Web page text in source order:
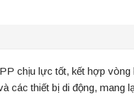
chịu lực tốt, kết hợp
các thiết bị di động, mang